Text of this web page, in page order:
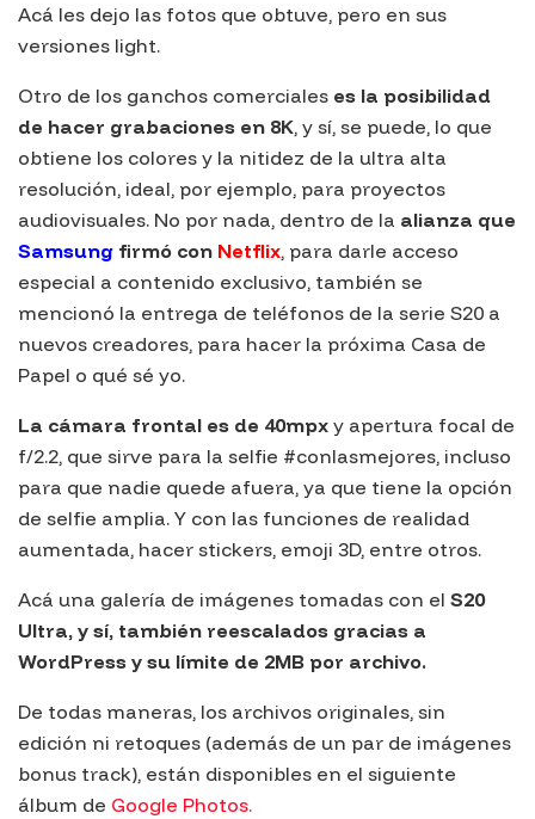
Acá les dejo las fotos que obtuve, pero en sus
versiones light.
Otro de los ganchos comerciales es la posibilidad
de hacer grabaciones en 8K, y sí, se puede, lo que
obtiene los colores y la nitidez de la ultra alta
resolución, ideal, por ejemplo, para proyectos
audiovisuales. No por nada, dentro de la alianza que
Samsung firmó con Netflix, para darle acceso
especial a contenido exclusivo, también se
mencionó la entrega de teléfonos de la serie S20 a
nuevos creadores, para hacer la próxima Casa de
Papel o qué sé yo.
La cámara frontal es de 40mpx y apertura focal de
f/2.2, que sirve para la selfie #conlasmejores, incluso
para que nadie quede afuera, ya que tiene la opción
de selfie amplia. Y con las funciones de realidad
aumentada, hacer stickers, emoji 3D, entre otros.
Acá una galería de imágenes tomadas con el S20
Ultra, y sí, también reescalados gracias a
WordPress y su límite de 2MB por archivo.
De todas maneras, los archivos originales, sin
edición ni retoques (además de un par de imágenes
bonus track), están disponibles en el siguiente
álbum de Google Photos.